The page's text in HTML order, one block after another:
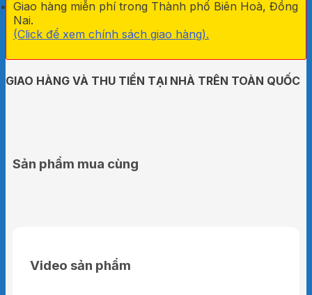
Giao hàng miễn phí trong Thành phố Biên Hoà, Đồng
Nai.
(Click để xem chính sách giao hàng).
GIAO HÀNG VÀ THU TIỀN TẠI NHÀ TRÊN TOÀN QUỐC
Sản phẩm mua cùng
Video sản phẩm